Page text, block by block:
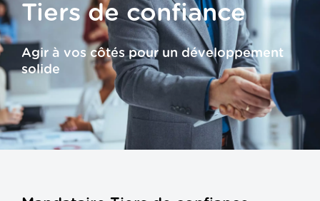
SERVICES
Commissaire aux comptes
Courtage en assurance
Gestion de la paie
Gestion de patrimoine
Tiers de confiance
Agir à vos côtés pour un développement
solide